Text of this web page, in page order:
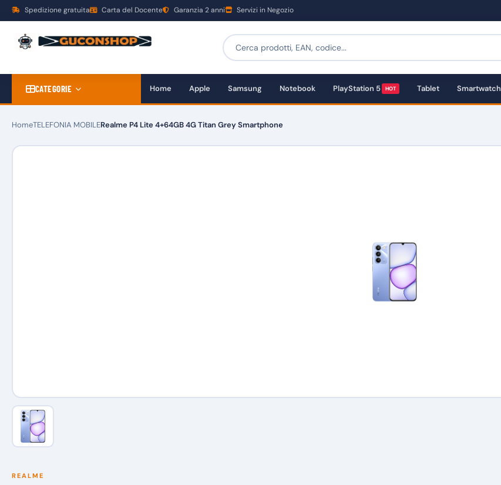
Spedizione gratuita Carta del Docente Garanzia 2 anni Servizi in Negozio
CATEGORIE Home Apple Samsung Notebook PlayStation 5 HOT Tablet Smartwatch
HomeTELEFONIA MOBILERealme P4 Lite 4+64GB 4G Titan Grey Smartphone
REALME